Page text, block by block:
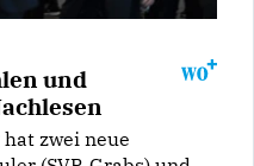
und
zwei neue